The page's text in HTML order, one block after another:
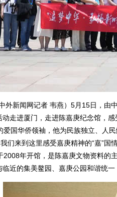
新闻网记者 韦燕）5月15日，由
走进厦门，走进陈嘉庚纪念馆，感
国华侨领袖，他为民族独立、人
们来到这里感受嘉庚精神的“嘉”国
年开馆，是陈嘉庚文物资料的
近的集美鳌园、嘉庚公园和谐统